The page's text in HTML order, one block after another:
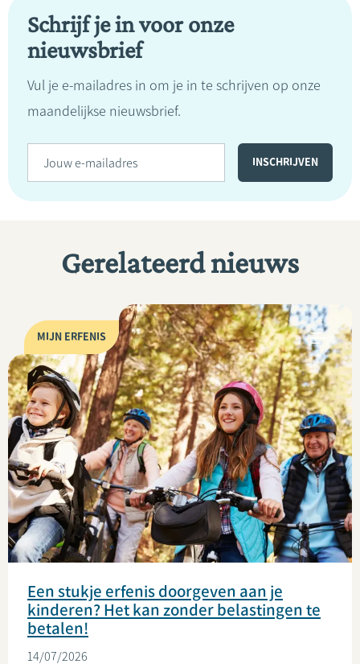
Schrijf je in voor onze
nieuwsbrief
Vul je e-mailadres in om je in te schrijven op onze
maandelijkse nieuwsbrief.
Gerelateerd nieuws
MIJN ERFENIS
Een stukje erfenis doorgeven aan je
kinderen? Het kan zonder belastingen te
betalen!
14/07/2026